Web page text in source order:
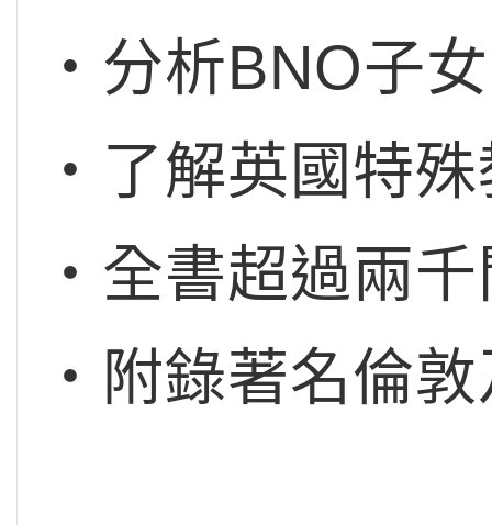
‧分析BNO子
‧了解英國特
‧全書超過兩
‧附錄著名倫